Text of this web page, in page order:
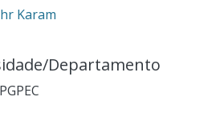
Karam
Departamento